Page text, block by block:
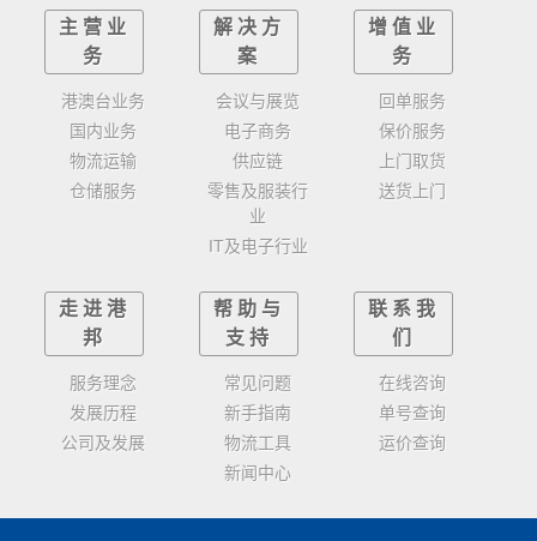
主营业
务
港澳台业务
国内业务
物流运输
仓储服务
解决方
案
会议与展览
电子商务
供应链
零售及服装行
业
IT及电子行业
增值业
务
回单服务
保价服务
上门取货
送货上门
走进港
邦
服务理念
发展历程
公司及发展
帮助与
支持
常见问题
新手指南
物流工具
新闻中心
联系我
们
在线咨询
单号查询
运价查询